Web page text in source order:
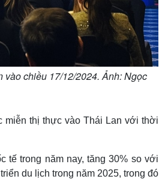
chiều 17/12/2024. Ảnh: Ngọc
miễn thị thực vào Thái Lan với thời
tế trong năm nay, tăng 30% so với
du lịch trong năm 2025, trong đó